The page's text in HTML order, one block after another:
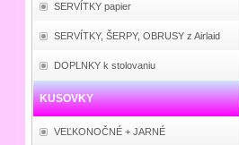
SERVÍTKY papier
SERVÍTKY, ŠERPY, OBRUSY z Airlaid
DOPLNKY k stolovaniu
KUSOVKY
VEĽKONOČNÉ + JARNÉ